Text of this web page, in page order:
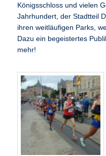
Königsschloss und vielen
Jahrhundert, der Stadtteil
ihren weitläufigen Parks,
Dazu ein begeistertes
mehr!